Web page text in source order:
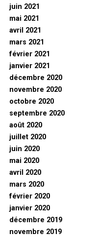
juin 2021
mai 2021
avril 2021
mars 2021
février 2021
janvier 2021
décembre 2020
novembre 2020
octobre 2020
septembre 2020
août 2020
juillet 2020
juin 2020
mai 2020
avril 2020
mars 2020
février 2020
janvier 2020
décembre 2019
novembre 2019